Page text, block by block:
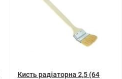
Кисть радіаторна 2,5 (64